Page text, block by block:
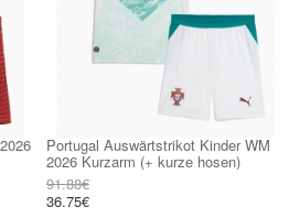
Portugal Auswärtstrikot Kinder WM
2026 Kurzarm (+ kurze hosen)
91.88€
36.75€